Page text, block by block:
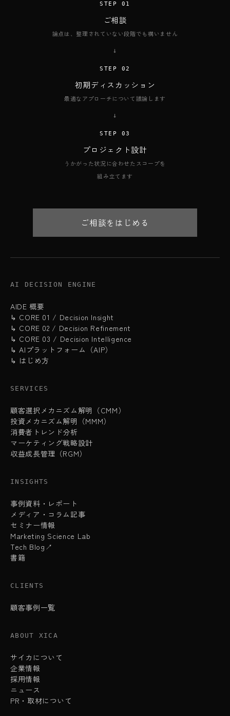
STEP 01
ご相談
論点は、整理されていない段階でも構いません
→
STEP 02
初期ディスカッション
最適なアプローチについて議論します
→
STEP 03
プロジェクト設計
うかがった状況に合わせたスコープを
組み立てます
ご相談をはじめる
AI DECISION ENGINE
AIDE 概要
↳ CORE 01 / Decision Insight
↳ CORE 02 / Decision Refinement
↳ CORE 03 / Decision Intelligence
↳ AIプラットフォーム（AIP）
↳ はじめ方
SERVICES
顧客選択メカニズム解明（CMM）
投資メカニズム解明（MMM）
消費者トレンド分析
マーケティング戦略設計
収益成長管理（RGM）
INSIGHTS
事例資料・レポート
メディア・コラム記事
セミナー情報
Marketing Science Lab
Tech Blog↗
書籍
CLIENTS
顧客事例一覧
ABOUT XICA
サイカについて
企業情報
採用情報
ニュース
PR・取材について